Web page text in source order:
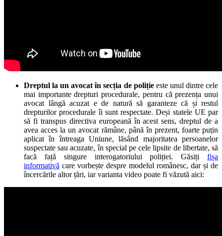
Dreptul la un avocat în secția de polițieeste unul dintre cele
mai importante drepturi procedurale, pentru că prezența unui
avocat lângă acuzat e de natură să garanteze că și restul
drepturilor procedurale îi sunt respectate. Deși statele UE par
să fi transpus directiva europeană în acest sens, dreptul de a
avea acces la un avocat rămâne, până în prezent, foarte puțin
aplicat în întreaga Uniune, lăsând majoritatea persoanelor
suspectate sau acuzate, în special pe cele lipsite de libertate, să
facă față singure interogatoriului poliției. Găsiți fișa
informativă care vorbește despre modelul românesc, dar și de
încercările altor țări, iar varianta video poate fi văzută aici: